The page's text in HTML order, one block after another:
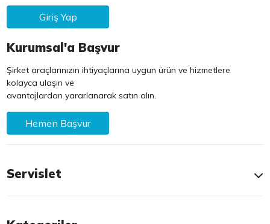
Giriş Yap
Kurumsal'a Başvur
Şirket araçlarınızın ihtiyaçlarına uygun ürün ve hizmetlere
kolayca ulaşın ve
avantajlardan yararlanarak satın alın.
Hemen Başvur
Servislet